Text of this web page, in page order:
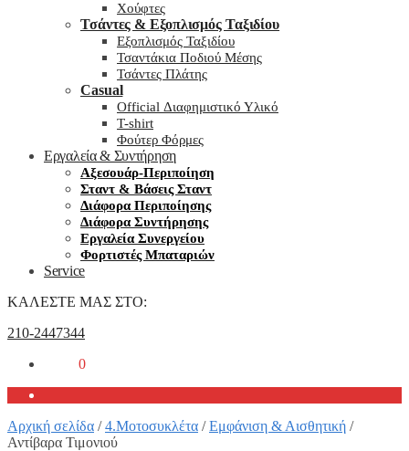
Χούφτες
Τσάντες & Εξοπλισμός Ταξιδίου
Εξοπλισμός Ταξιδίου
Τσαντάκια Ποδιού Μέσης
Τσάντες Πλάτης
Casual
Official Διαφημιστικό Υλικό
T-shirt
Φούτερ Φόρμες
Εργαλεία & Συντήρηση
Αξεσουάρ-Περιποίηση
Σταντ & Βάσεις Σταντ
Διάφορα Περιποίησης
Διάφορα Συντήρησης
Εργαλεία Συνεργείου
Φορτιστές Μπαταριών
Service
ΚΑΛΕΣΤΕ ΜΑΣ ΣΤΟ:
210-2447344
0
Αρχική σελίδα /4.Μοτοσυκλέτα /Εμφάνιση & Αισθητική /
Αντίβαρα Τιμονιού